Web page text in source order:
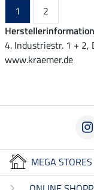
1
2
4. Industriestr. 1 + 2,
www.kraemer.de
MEGA STORES